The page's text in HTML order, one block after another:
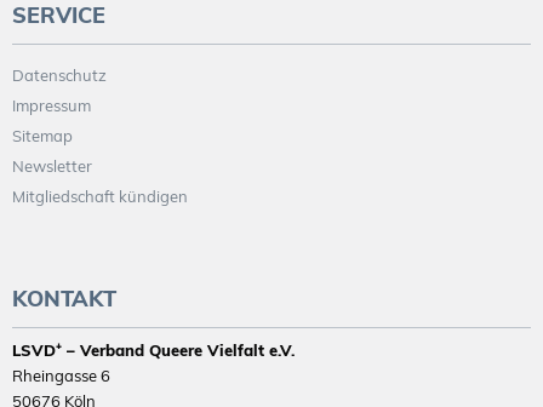
SERVICE
Datenschutz
Impressum
Sitemap
Newsletter
Mitgliedschaft kündigen
KONTAKT
LSVD⁺ – Verband Queere Vielfalt e.V.
Rheingasse 6
50676 Köln